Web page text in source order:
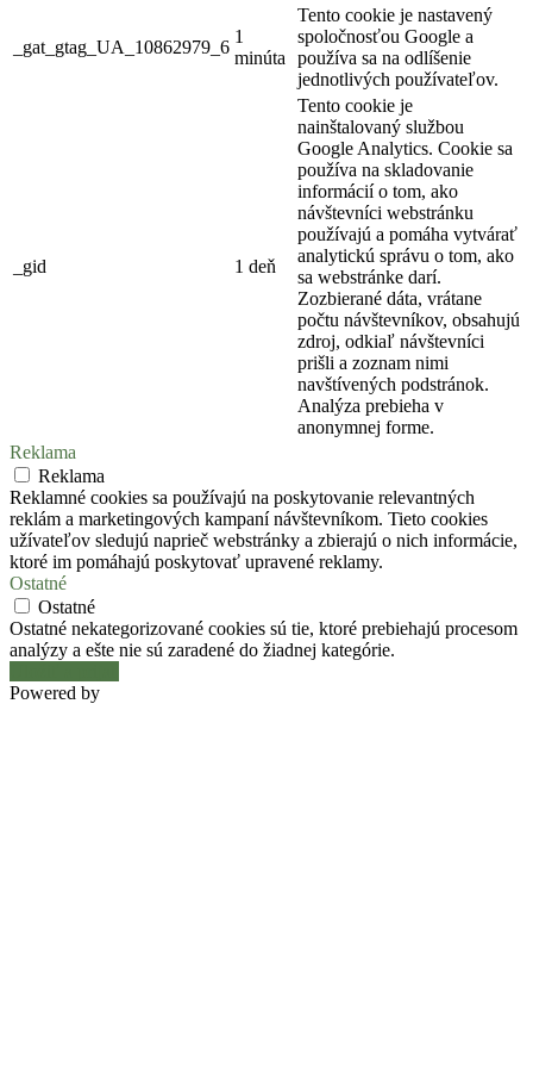
_gat_gtag_UA_10862979_6
1
minúta
Tento cookie je nastavený
spoločnosťou Google a
používa sa na odlíšenie
jednotlivých používateľov.
_gid 1 deň
Tento cookie je
nainštalovaný službou
Google Analytics. Cookie sa
používa na skladovanie
informácií o tom, ako
návštevníci webstránku
používajú a pomáha vytvárať
analytickú správu o tom, ako
sa webstránke darí.
Zozbierané dáta, vrátane
počtu návštevníkov, obsahujú
zdroj, odkiaľ návštevníci
prišli a zoznam nimi
navštívených podstránok.
Analýza prebieha v
anonymnej forme.
Reklama
Reklama
Reklamné cookies sa používajú na poskytovanie relevantných
reklám a marketingových kampaní návštevníkom. Tieto cookies
užívateľov sledujú naprieč webstránky a zbierajú o nich informácie,
ktoré im pomáhajú poskytovať upravené reklamy.
Ostatné
Ostatné
Ostatné nekategorizované cookies sú tie, ktoré prebiehajú procesom
analýzy a ešte nie sú zaradené do žiadnej kategórie.
Powered by